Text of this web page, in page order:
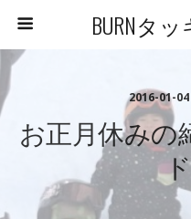
BURNタ
2016-01-
お正月休みの